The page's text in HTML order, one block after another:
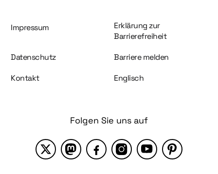
Information und Service
Impressum
Erklärung zur
Barrierefreiheit
Datenschutz Barriere melden
Kontakt Englisch
Folgen Sie uns auf